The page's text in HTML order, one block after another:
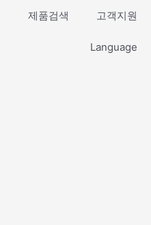
제품검색 고객지원
Language